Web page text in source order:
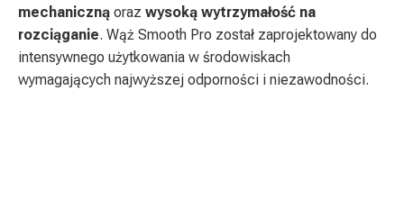
mechaniczną oraz wysoką wytrzymałość na
rozciąganie. Wąż Smooth Pro został zaprojektowany do
intensywnego użytkowania w środowiskach
wymagających najwyższej odporności i niezawodności.